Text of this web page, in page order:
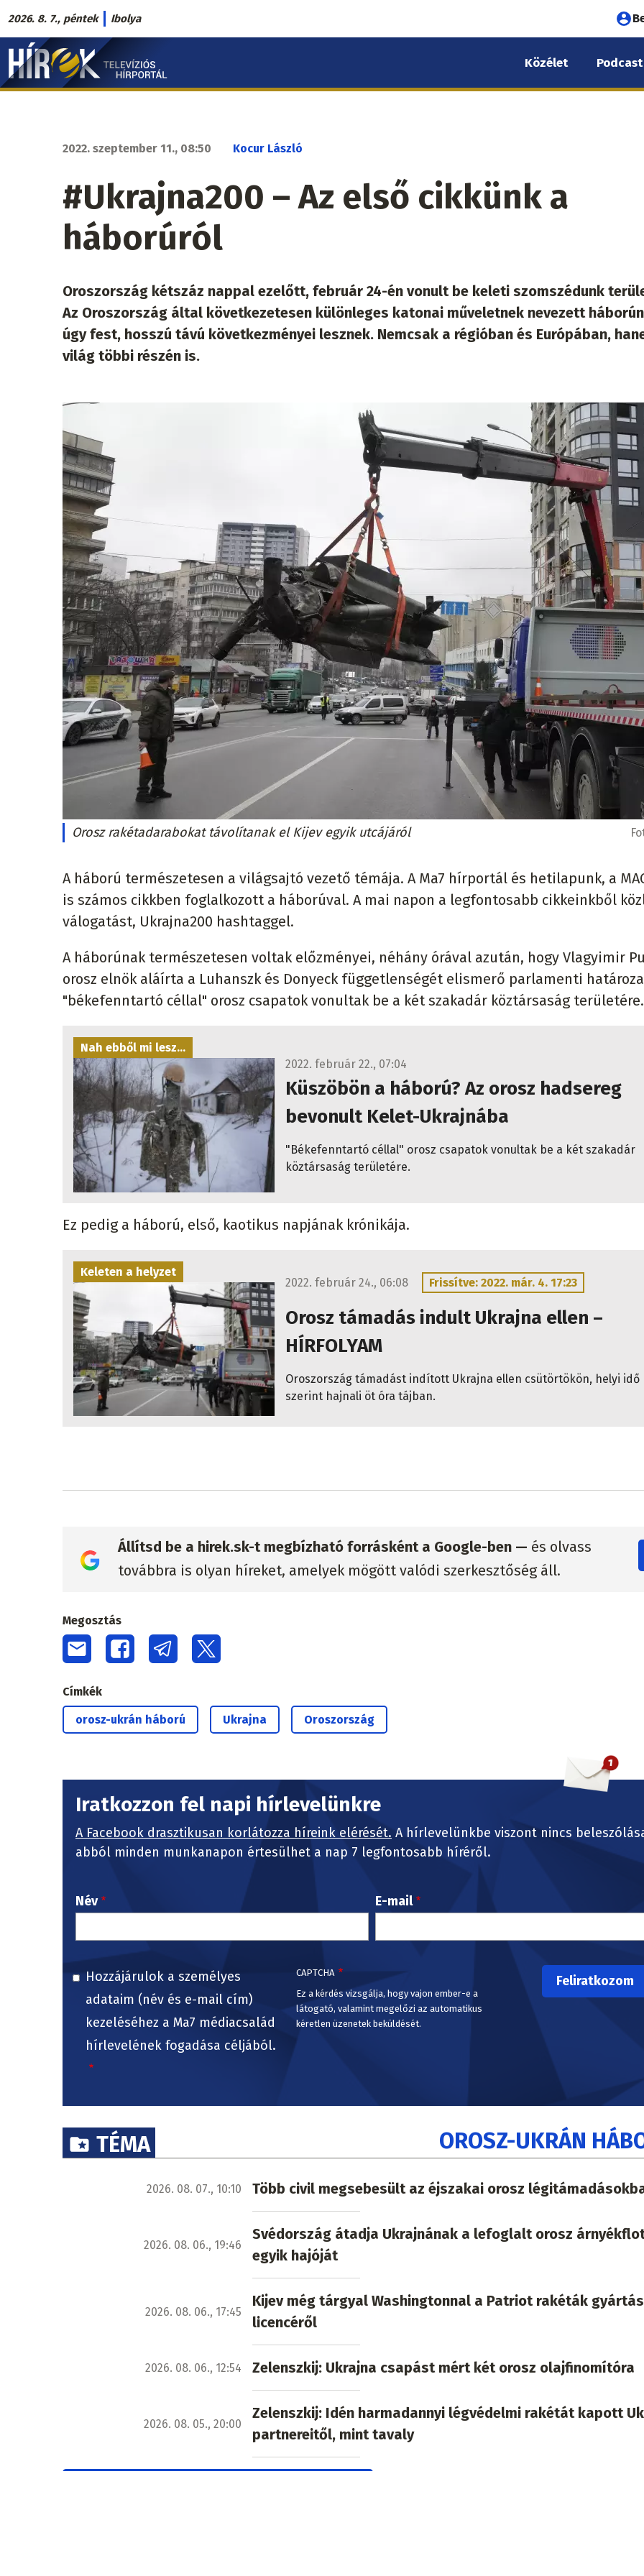
Ugrás
a
tartalomra
2026. 8. 7., péntek Ibolya
Hírek.sk
fő
Közélet Podcast
2022. szeptember 11., 08:50 Kocur László
#Ukrajna200 – Az első cikkünk a
háborúról
Oroszország kétszáz nappal ezelőtt, február 24-én vonult be keleti szomszédunk
Az Oroszország által következetesen különleges katonai műveletnek nevezett
úgy fest, hosszú távú következményei lesznek. Nemcsak a régióban és Európában,
világ többi részén is.
Orosz rakétadarabokat távolítanak el Kijev egyik utcájáról
A háború természetesen a világsajtó vezető témája. A Ma7 hírportál és hetilapunk, a
is számos cikkben foglalkozott a háborúval. A mai napon a legfontosabb cikkeinkből
válogatást, Ukrajna200 hashtaggel.
A háborúnak természetesen voltak előzményei, néhány órával azután, hogy Vlagyimir
orosz elnök aláírta a Luhanszk és Donyeck függetlenségét elismerő parlamenti
"békefenntartó céllal" orosz csapatok vonultak be a két szakadár köztársaság
Nah ebből mi lesz...
2022. február 22., 07:04
Küszöbön a háború? Az orosz hadsereg
bevonult Kelet-Ukrajnába
"Békefenntartó céllal" orosz csapatok vonultak be a két szakadár
köztársaság területére.
Ez pedig a háború, első, kaotikus napjának krónikája.
Keleten a helyzet
2022. február 24., 06:08
Frissítve: 2022. már. 4. 17:23
Orosz támadás indult Ukrajna ellen –
HÍRFOLYAM
Oroszország támadást indított Ukrajna ellen csütörtökön, helyi idő
szerint hajnali öt óra tájban.
Állítsd be a hirek.sk-t megbízható forrásként a Google-ben — és olvass
továbbra is olyan híreket, amelyek mögött valódi szerkesztőség áll.
Megosztás
Címkék
orosz-ukrán háború Ukrajna Oroszország
Iratkozzon fel napi hírlevelünkre
A Facebook drasztikusan korlátozza híreink elérését. A hírlevelünkbe viszont nincs
abból minden munkanapon értesülhet a nap 7 legfontosabb híréről.
Név E-mail
Hozzájárulok a személyes
adataim (név és e-mail cím)
kezeléséhez a Ma7 médiacsalád
hírlevelének fogadása céljából.
CAPTCHA
Ez a kérdés vizsgálja, hogy vajon ember-e a
látogató, valamint megelőzi az automatikus
kéretlen üzenetek beküldését.
TÉMA OROSZ-UKRÁN
2026. 08. 07., 10:10 Több civil megsebesült az éjszakai orosz
2026. 08. 06., 19:46
Svédország átadja Ukrajnának a lefoglalt orosz
egyik hajóját
2026. 08. 06., 17:45
Kijev még tárgyal Washingtonnal a Patriot rakéták
licencéről
2026. 08. 06., 12:54 Zelenszkij: Ukrajna csapást mért két orosz olajfinomítóra
2026. 08. 05., 20:00
Zelenszkij: Idén harmadannyi légvédelmi rakétát kapott
partnereitől, mint tavaly